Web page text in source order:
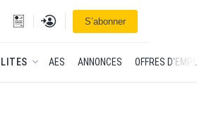
à la une
Se connecterS’abonner
DE L'ESSOR
AES ANNONCES OFFRES